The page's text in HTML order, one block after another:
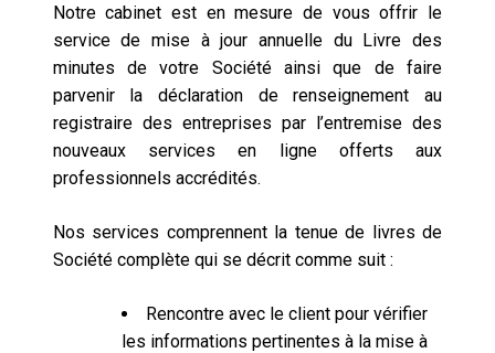
Notre cabinet est en mesure de vous offrir le
service de mise à jour annuelle du Livre des
minutes de votre Société ainsi que de faire
parvenir la déclaration de renseignement au
registraire des entreprises par l’entremise des
nouveaux services en ligne offerts aux
professionnels accrédités.
Nos services comprennent la tenue de livres de
Société complète qui se décrit comme suit :
Rencontre avec le client pour vérifier
les informations pertinentes à la mise à